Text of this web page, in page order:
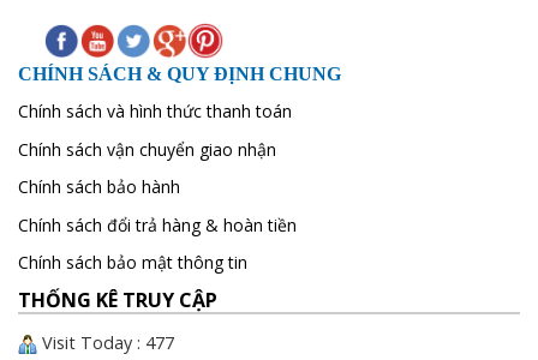
CHÍNH SÁCH & QUY ĐỊNH CHUNG
Chính sách và hình thức thanh toán
Chính sách vận chuyển giao nhận
Chính sách bảo hành
Chính sách đổi trả hàng & hoàn tiền
Chính sách bảo mật thông tin
THỐNG KÊ TRUY CẬP
Visit Today : 477